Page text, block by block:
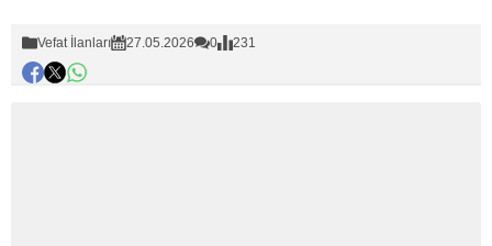
Vefat İlanları 27.05.2026 0 231